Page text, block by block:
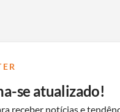
se atualizado!
receber notícias e